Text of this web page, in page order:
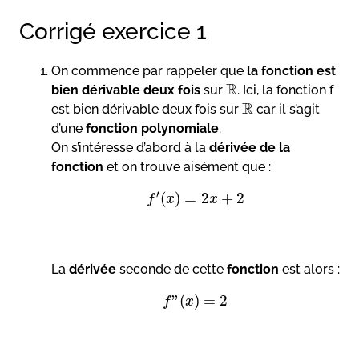
Corrigé exercice 1
On commence par rappeler que la fonction est
bien dérivable deux fois sur R. Ici, la fonction f
est bien dérivable deux fois sur R car il s’agit
d’une fonction polynomiale.
On s’intéresse d’abord à la dérivée de la
fonction et on trouve aisément que :
f′(x) = 2x + 2
La dérivée seconde de cette fonction est alors :
f”(x) = 2